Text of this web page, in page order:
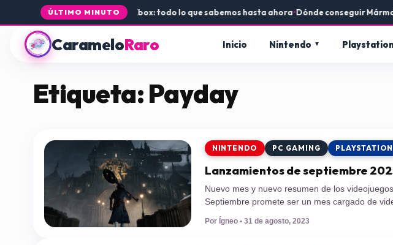
ÚLTIMO MINUTO
de Rogue Core a PS5 y Xbox: todo lo que sabemos hasta ahora•Dónde conseguir Mármol
CarameloRaro Inicio Nintendo Playstation
Etiqueta:Payday
NINTENDO PC GAMING PLAYSTATION
Lanzamientos de septiembre
Nuevo mes y nuevo resumen de los
Septiembre promete ser un mes cargado de
eso que les traemos una fina selección no solo
joyas ocultas de lo que parecen ser juegos
Por Ígneo • 31 de agosto, 2023